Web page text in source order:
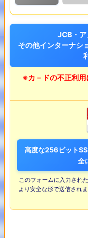
JCB・ア
その他インターナシ
※カ－ドの不正利用
高度な256ビット
全
このフォームに入力され
より安全な形で送信され